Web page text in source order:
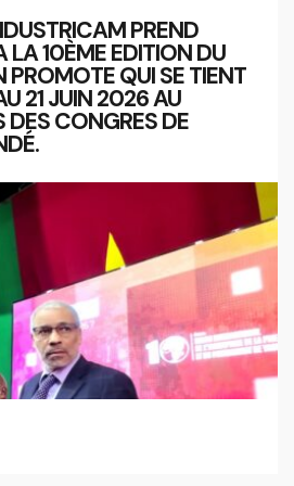
PREND
LA 10ÈME EDITION DU
PROMOTE QUI SE TIENT
21 JUIN 2026 AU
DES CONGRES DE